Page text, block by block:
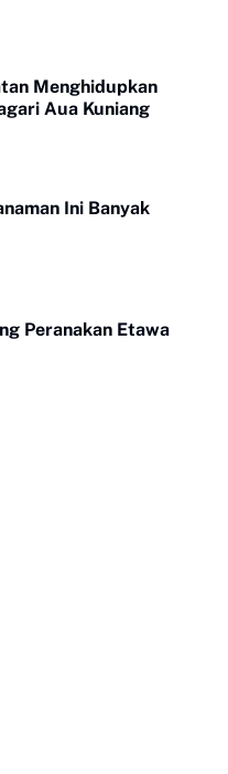
Menghidupkan
Aua Kuniang
Ini Banyak
Peranakan Etawa